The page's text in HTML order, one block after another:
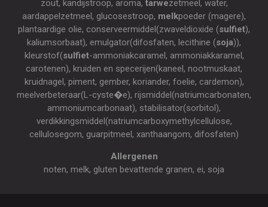
zout, kandijstroop, aroma, tarwezetmeel, water,
aardappelzetmeel, glucosestroop, melkpoeder (magere),
plantaardige olie, conserveermiddel(zwaveldioxide (sulfiet),
kaliumsorbaat), emulgator(difosfaten, lecithine (soja)),
kleurstof(sulfiet-ammoniakcaramel, ammoniakkaramel,
carotenen), kruiden en specerijen(kaneel, nootmuskaat,
kruidnagel, piment, gember, koriander, foelie, cardemon),
meelverbeteraar(L-cyste�e), rijsmiddel(natriumcarbonaten,
ammoniumcarbonaat), stabilisator(sorbitol),
verdikkingsmiddel(natriumcarboxymethylcellulose,
cellulosegom, guarpitmeel, xanthaangom, difosfaten)
Allergenen
noten, melk, gluten bevattende granen, ei, soja